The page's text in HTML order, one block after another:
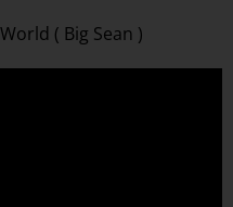
( Big Sean )